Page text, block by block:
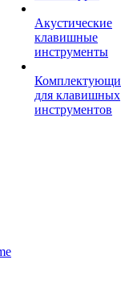
Акустические
клавишные
инструменты
для клавишных
инструментов